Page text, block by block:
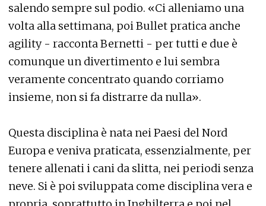
salendo sempre sul podio. «Ci alleniamo una
volta alla settimana, poi Bullet pratica anche
agility - racconta Bernetti - per tutti e due è
comunque un divertimento e lui sembra
veramente concentrato quando corriamo
insieme, non si fa distrarre da nulla».
Questa disciplina è nata nei Paesi del Nord
Europa e veniva praticata, essenzialmente, per
tenere allenati i cani da slitta, nei periodi senza
neve. Si è poi sviluppata come disciplina vera e